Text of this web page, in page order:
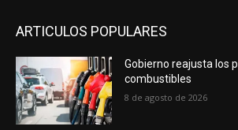
ARTICULOS POPULARES
Gobierno reajusta los
combustibles
8 de agosto de 2026